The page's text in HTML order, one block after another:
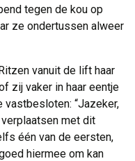
tegen de kou op
ze ondertussen alweer
vanuit de lift haar
zij vaker in haar eentje
“Jazeker,
met dit
één van de eersten,
hiermee om kan